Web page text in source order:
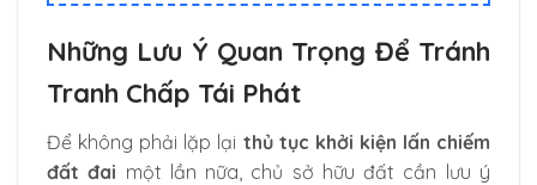
Những Lưu Ý Quan Trọng Để Tránh
Tranh Chấp Tái Phát
Để không phải lặp lại thủ tục khởi kiện lấn chiếm
đất đai một lần nữa, chủ sở hữu đất cần lưu ý